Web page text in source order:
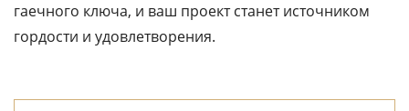
гаечного ключа, и ваш проект станет источником
гордости и удовлетворения.